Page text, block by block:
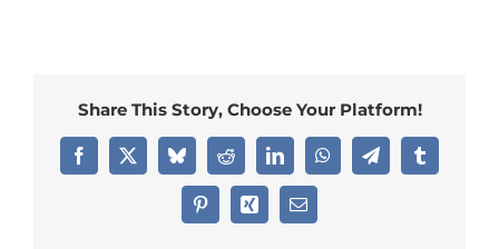
Share This Story, Choose Your Platform!
Facebook
X BlueskyRedditLinkedInWhatsAppTelegramTumblr
PinterestXing Email